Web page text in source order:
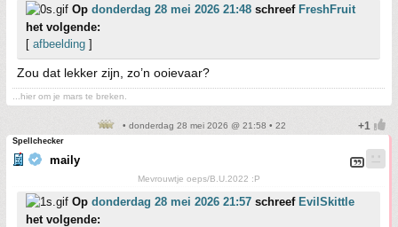
Op donderdag 28 mei 2026 21:48 schreef FreshFruit
het volgende:
[ afbeelding ]
Zou dat lekker zijn, zo’n ooievaar?
...hier om je mars te breken.
• donderdag 28 mei 2026 @ 21:58 • 22
Spellchecker
maily
Mevrouwtje oeps/B.U.2022 :P
Op donderdag 28 mei 2026 21:57 schreef EvilSkittle
het volgende: